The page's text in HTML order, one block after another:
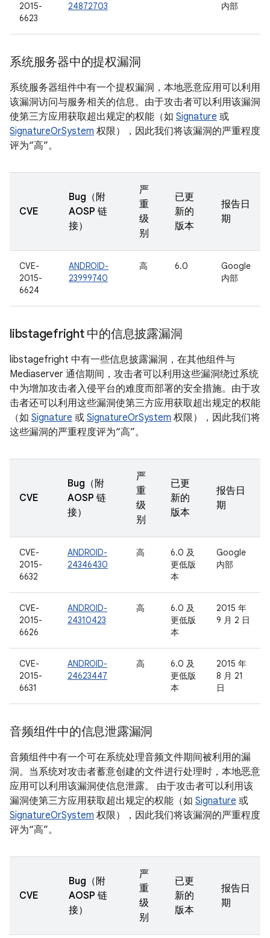
2015-
6623
24872703
内部
系统服务器中的提权漏洞
系统服务器组件中有一个提权漏洞，本地恶意应用可以利用
该漏洞访问与服务相关的信息。由于攻击者可以利用该漏洞
使第三方应用获取超出规定的权能（如 Signature 或
SignatureOrSystem 权限），因此我们将该漏洞的严重程度
评为“高”。
CVE
Bug（附
AOSP 链
接）
严
重
级
别
已更
新的
版本
报告日
期
CVE-
2015-
6624
ANDROID-
23999740
高 6.0
Google
内部
libstagefright 中的信息披露漏洞
libstagefright 中有一些信息披露漏洞，在其他组件与
Mediaserver 通信期间，攻击者可以利用这些漏洞绕过系统
中为增加攻击者入侵平台的难度而部署的安全措施。由于攻
击者还可以利用这些漏洞使第三方应用获取超出规定的权能
（如 Signature 或 SignatureOrSystem 权限），因此我们将
这些漏洞的严重程度评为“高”。
CVE
Bug（附
AOSP 链
接）
严
重
级
别
已更
新的
版本
报告日
期
CVE-
2015-
6632
ANDROID-
24346430
高
6.0 及
更低版
本
Google
内部
CVE-
2015-
6626
ANDROID-
24310423
高
6.0 及
更低版
本
2015 年
9 月 2 日
CVE-
2015-
6631
ANDROID-
24623447
高
6.0 及
更低版
本
2015 年
8 月 21
日
音频组件中的信息泄露漏洞
音频组件中有一个可在系统处理音频文件期间被利用的漏
洞。当系统对攻击者蓄意创建的文件进行处理时，本地恶意
应用可以利用该漏洞使信息泄露。 由于攻击者可以利用该
漏洞使第三方应用获取超出规定的权能（如 Signature 或
SignatureOrSystem 权限），因此我们将该漏洞的严重程度
评为“高”。
CVE
Bug（附
AOSP 链
接）
严
重
级
别
已更
新的
版本
报告日
期